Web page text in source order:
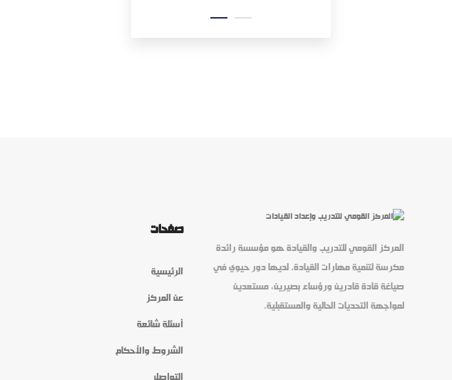
المركز القومي للتدريب والقيادة هو مؤسسة رائدة
مكرسة لتنمية مهارات القيادة. لديها دور حيوي في
صياغة قادة قادرين ورؤساء بصيرين، مستعدين
لمواجهة التحديات الحالية والمستقبلية.
صفحات
الرئيسية
عن المركز
أسئلة شائعة
الشروط والأحكام